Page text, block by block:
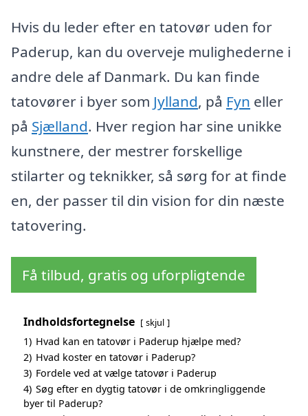
Hvis du leder efter en tatovør uden for
Paderup, kan du overveje mulighederne i
andre dele af Danmark. Du kan finde
tatovører i byer som Jylland, på Fyn eller
på Sjælland. Hver region har sine unikke
kunstnere, der mestrer forskellige
stilarter og teknikker, så sørg for at finde
en, der passer til din vision for din næste
tatovering.
Få tilbud, gratis og uforpligtende
Indholdsfortegnelse skjul
1) Hvad kan en tatovør i Paderup hjælpe med?
2) Hvad koster en tatovør i Paderup?
3) Fordele ved at vælge tatovør i Paderup
4) Søg efter en dygtig tatovør i de omkringliggende
byer til Paderup?